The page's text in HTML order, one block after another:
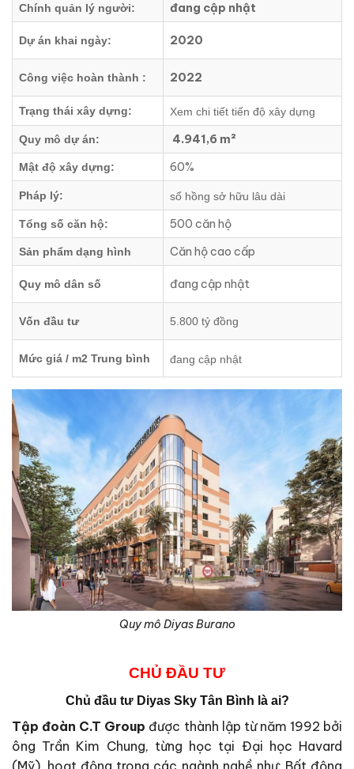
Chính quản lý người: đang cập nhật
Dự án khai ngày: 2020
Công việc hoàn thành : 2022
Trạng thái xây dựng: Xem chi tiết tiến độ xây dựng
Quy mô dự án: 4.941,6 m²
Mật độ xây dựng: 60%
Pháp lý: sổ hồng sở hữu lâu dài
Tổng số căn hộ: 500 căn hộ
Sản phẩm dạng hình Căn hộ cao cấp
Quy mô dân số đang cập nhật
Vốn đầu tư 5.800 tỷ đồng
Mức giá / m2 Trung bình đang cập nhật
Quy mô Diyas Burano
CHỦ ĐẦU TƯ
Chủ đầu tư Diyas Sky Tân Bình là ai?
Tập đoàn C.T Group được thành lập từ năm 1992 bởi
ông Trần Kim Chung, từng học tại Đại học Havard